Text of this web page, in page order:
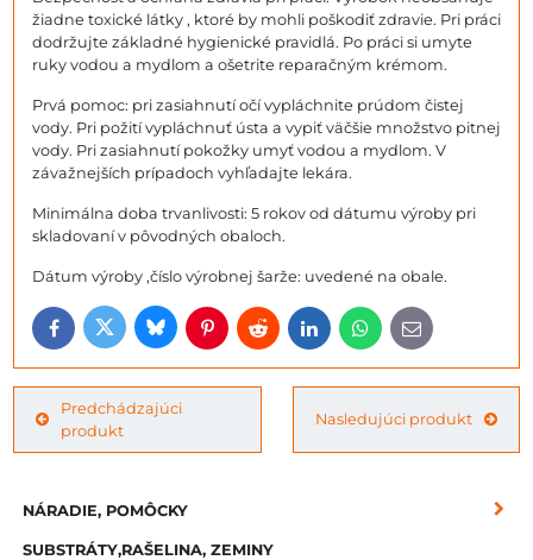
žiadne toxické látky , ktoré by mohli poškodiť zdravie. Pri práci
dodržujte základné hygienické pravidlá. Po práci si umyte
ruky vodou a mydlom a ošetrite reparačným krémom.
Prvá pomoc: pri zasiahnutí očí vypláchnite prúdom čistej
vody. Pri požití vypláchnuť ústa a vypiť väčšie množstvo pitnej
vody. Pri zasiahnutí pokožky umyť vodou a mydlom. V
závažnejších prípadoch vyhľadajte lekára.
Minimálna doba trvanlivosti: 5 rokov od dátumu výroby pri
skladovaní v pôvodných obaloch.
Dátum výroby ,číslo výrobnej šarže: uvedené na obale.
FacebookTwitterBlueskyPinterestRedditLinkedInWhatsApp
E-
mail
Predchádzajúci
produkt
Nasledujúci produkt
NÁRADIE, POMÔCKY
SUBSTRÁTY,RAŠELINA, ZEMINY